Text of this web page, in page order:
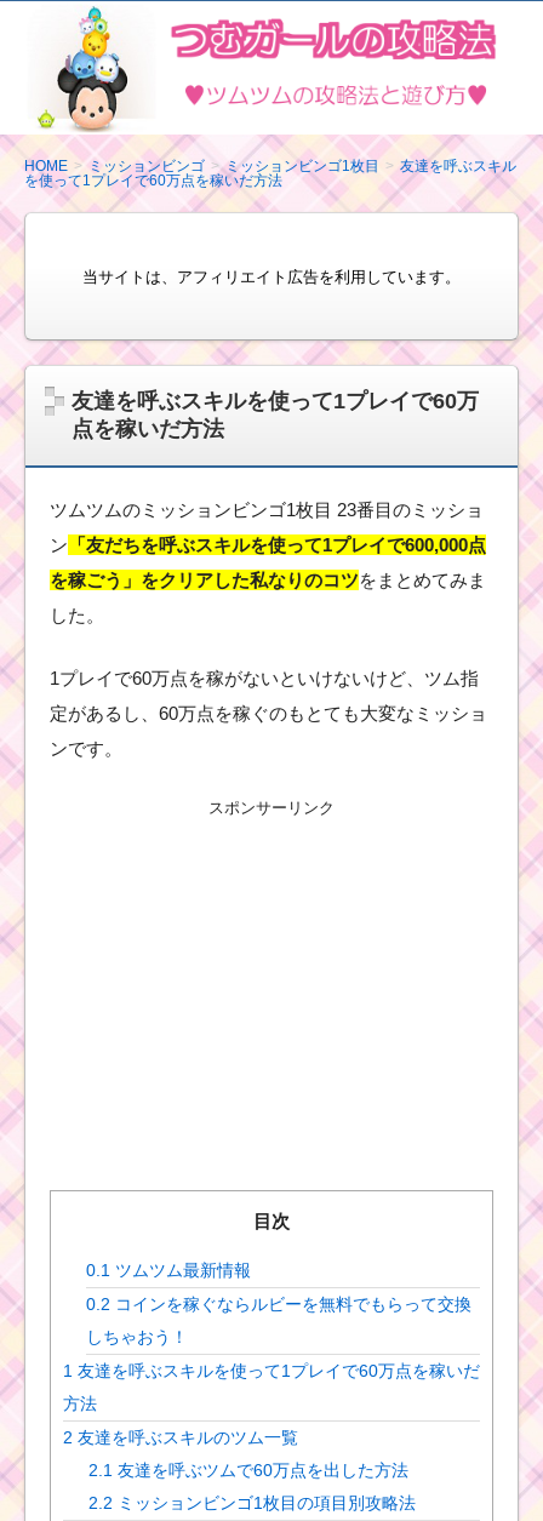
ム
ツ
ム
の
攻
略
び
方
HOME ミッションビンゴ ミッションビンゴ1枚目
友達を呼ぶスキル
を使って1プレイで60万点を稼いだ方法
当サイトは、アフィリエイト広告を利用しています。
友達を呼ぶスキルを使って1プレイで60万
点を稼いだ方法
ツムツムのミッションビンゴ1枚目 23番目のミッショ
ン 「友だちを呼ぶスキルを使って1プレイで600,000点
を稼ごう」をクリアした私なりのコツをまとめてみま
した。
1プレイで60万点を稼がないといけないけど、ツム指
定があるし、60万点を稼ぐのもとても大変なミッショ
ンです。
スポンサーリンク
目次
0.1 ツムツム最新情報
0.2 コインを稼ぐならルビーを無料でもらって交換
しちゃおう！
1 友達を呼ぶスキルを使って1プレイで60万点を稼いだ
方法
2 友達を呼ぶスキルのツム一覧
2.1 友達を呼ぶツムで60万点を出した方法
2.2 ミッションビンゴ1枚目の項目別攻略法